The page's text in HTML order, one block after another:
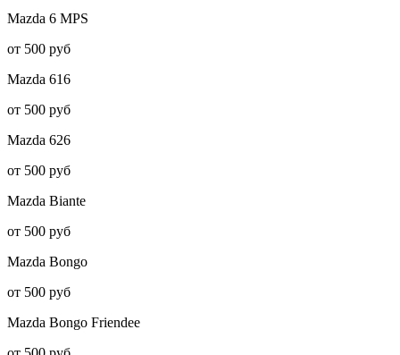
Mazda 6 MPS
от 500 руб
Mazda 616
от 500 руб
Mazda 626
от 500 руб
Mazda Biante
от 500 руб
Mazda Bongo
от 500 руб
Mazda Bongo Friendee